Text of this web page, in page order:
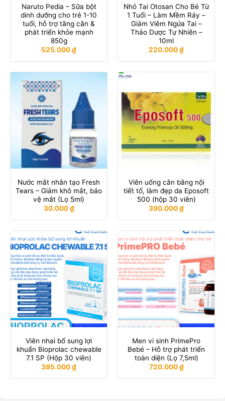
Naruto Pedia – Sữa bột
dinh dưỡng cho trẻ 1-10
tuổi, hỗ trợ tăng cân &
phát triển khỏe mạnh
850g
525.000₫
Nhỏ Tai Otosan Cho Bé Từ
1 Tuổi – Làm Mềm Ráy –
Giảm Viêm Ngứa Tai –
Thảo Dược Tự Nhiên –
10ml
220.000₫
Nước mắt nhân tạo Fresh
Tears – Giảm khô mắt, bảo
vệ mắt (Lọ 5ml)
30.000₫
Viên uống cân bằng nội
tiết tố, làm đẹp da Eposoft
500 (hộp 30 viên)
390.000₫
Viên nhai bổ sung lợi
khuẩn Bioprolac chewable
7.1 SP (Hộp 30 viên)
395.000₫
Men vi sinh PrimePro
Bebé – Hỗ trợ phát triển
toàn diện (Lọ 7,5ml)
720.000₫